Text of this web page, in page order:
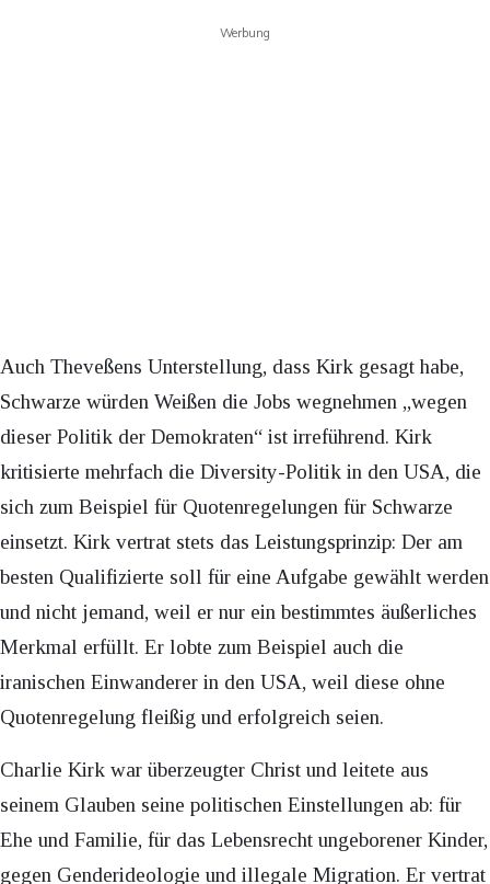
Werbung
Auch Theveßens Unterstellung, dass Kirk gesagt habe,
Schwarze würden Weißen die Jobs wegnehmen „wegen
dieser Politik der Demokraten“ ist irreführend. Kirk
kritisierte mehrfach die Diversity-Politik in den USA, die
sich zum Beispiel für Quotenregelungen für Schwarze
einsetzt. Kirk vertrat stets das Leistungsprinzip: Der am
besten Qualifizierte soll für eine Aufgabe gewählt werden
und nicht jemand, weil er nur ein bestimmtes äußerliches
Merkmal erfüllt. Er lobte zum Beispiel auch die
iranischen Einwanderer in den USA, weil diese ohne
Quotenregelung fleißig und erfolgreich seien.
Charlie Kirk war überzeugter Christ und leitete aus
seinem Glauben seine politischen Einstellungen ab: für
Ehe und Familie, für das Lebensrecht ungeborener Kinder,
gegen Genderideologie und illegale Migration. Er vertrat